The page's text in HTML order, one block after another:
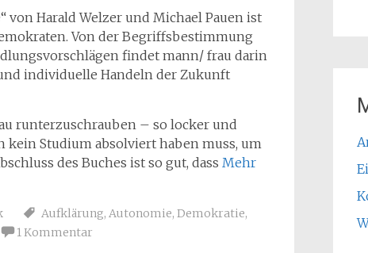
von Harald Welzer und Michael Pauen ist
Von der Begriffsbestimmung
findet mann/ frau darin
individuelle Handeln der Zukunft
runterzuschrauben – so locker und
kein Studium absolviert haben muss, um
des Buches ist so gut, dass Mehr
Aufklärung, Autonomie, Demokratie,
1 Kommentar